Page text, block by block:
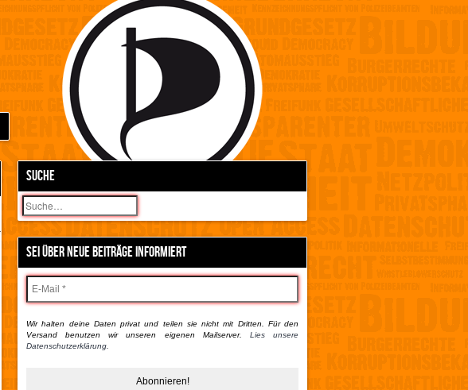
SUCHE
Suchen
SEI ÜBER NEUE BEITRÄGE INFORMIERT
Wir halten deine Daten privat und teilen sie nicht mit Dritten. Für den
Versand benutzen wir unseren eigenen Mailserver. Lies unsere
Datenschutzerklärung.